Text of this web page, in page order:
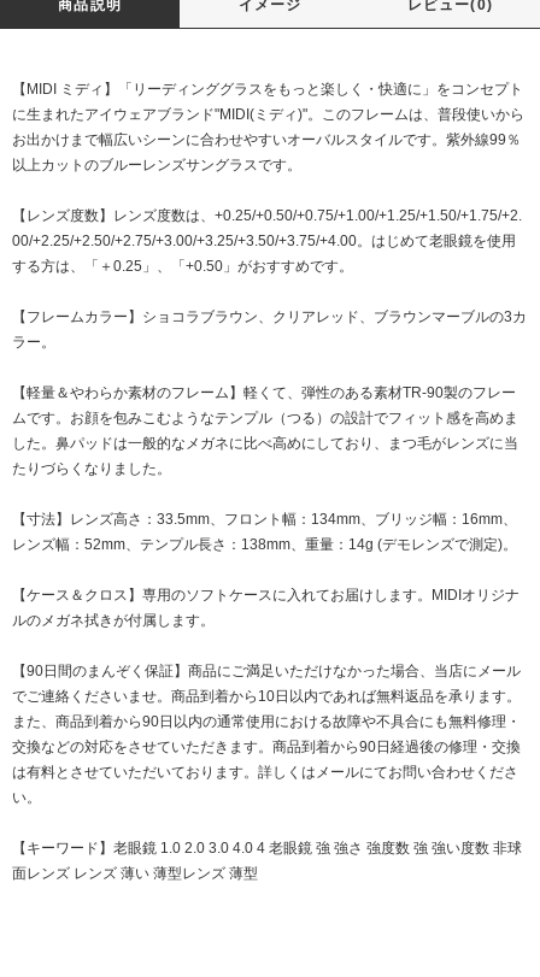
商品説明 イメージ レビュー(0)
【MIDI ミディ】「リーディンググラスをもっと楽しく・快適に」をコンセプト
に生まれたアイウェアブランド"MIDI(ミディ)"。このフレームは、普段使いから
お出かけまで幅広いシーンに合わせやすいオーバルスタイルです。紫外線99％
以上カットのブルーレンズサングラスです。
【レンズ度数】レンズ度数は、+0.25/+0.50/+0.75/+1.00/+1.25/+1.50/+1.75/+2.
00/+2.25/+2.50/+2.75/+3.00/+3.25/+3.50/+3.75/+4.00。はじめて老眼鏡を使用
する方は、「＋0.25」、「+0.50」がおすすめです。
【フレームカラー】ショコラブラウン、クリアレッド、ブラウンマーブルの3カ
ラー。
【軽量＆やわらか素材のフレーム】軽くて、弾性のある素材TR-90製のフレー
ムです。お顔を包みこむようなテンプル（つる）の設計でフィット感を高めま
した。鼻パッドは一般的なメガネに比べ高めにしており、まつ毛がレンズに当
たりづらくなりました。
【寸法】レンズ高さ：33.5mm、フロント幅：134mm、ブリッジ幅：16mm、
レンズ幅：52mm、テンプル長さ：138mm、重量：14g (デモレンズで測定)。
【ケース＆クロス】専用のソフトケースに入れてお届けします。MIDIオリジナ
ルのメガネ拭きが付属します。
【90日間のまんぞく保証】商品にご満足いただけなかった場合、当店にメール
でご連絡くださいませ。商品到着から10日以内であれば無料返品を承ります。
また、商品到着から90日以内の通常使用における故障や不具合にも無料修理・
交換などの対応をさせていただきます。商品到着から90日経過後の修理・交換
は有料とさせていただいております。詳しくはメールにてお問い合わせくださ
い。
【キーワード】老眼鏡 1.0 2.0 3.0 4.0 4 老眼鏡 強 強さ 強度数 強 強い度数 非球
面レンズ レンズ 薄い 薄型レンズ 薄型